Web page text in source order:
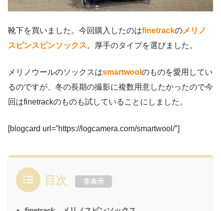
靴下を買いました。今回購入したのはfinetrackのメリノ
スピンスピンソックス。厚手のタイプを選びました。
メリノウールのソックスはsmartwool のものを愛用してい
るのですが、冬の長期の撮影に複数用意したかったので今
回はfinetrackのものも試していることにしました。
[blogcard url=”https://logcamera.com/smartwool/″]
目次 非表示